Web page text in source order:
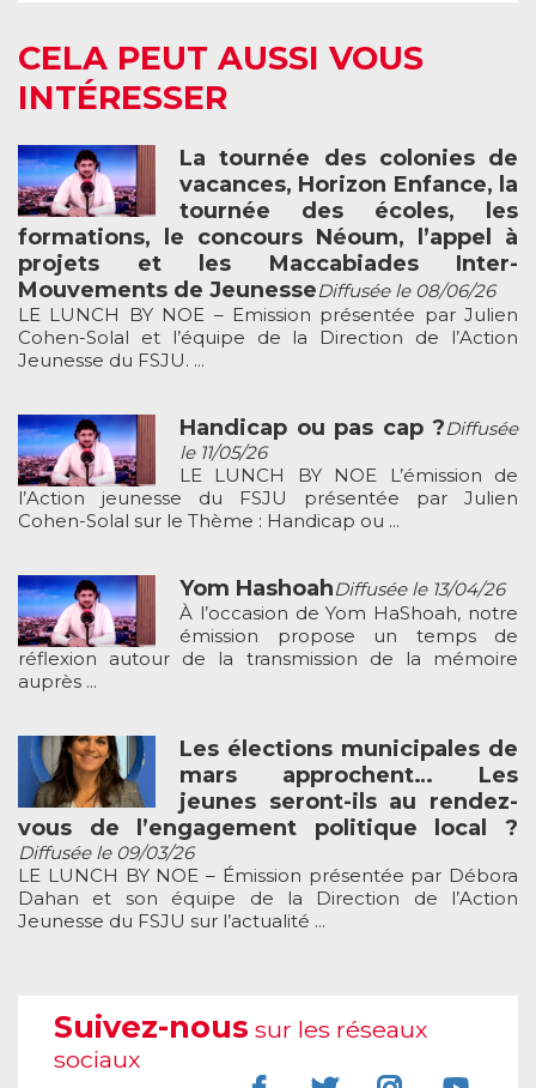
CELA PEUT AUSSI VOUS
INTÉRESSER
La tournée des colonies de
vacances, Horizon Enfance, la
tournée des écoles, les
formations, le concours Néoum, l’appel à
projets et les Maccabiades Inter-
Mouvements de JeunesseDiffusée le 08/06/26
LE LUNCH BY NOE – Emission présentée par Julien
Cohen-Solal et l’équipe de la Direction de l’Action
Jeunesse du FSJU. ...
Handicap ou pas cap ?Diffusée
le 11/05/26
LE LUNCH BY NOE L’émission de
l’Action jeunesse du FSJU présentée par Julien
Cohen-Solal sur le Thème : Handicap ou ...
Yom HashoahDiffusée le 13/04/26
À l’occasion de Yom HaShoah, notre
émission propose un temps de
réflexion autour de la transmission de la mémoire
auprès ...
Les élections municipales de
mars approchent… Les
jeunes seront-ils au rendez-
vous de l’engagement politique local ?
Diffusée le 09/03/26
LE LUNCH BY NOE – Émission présentée par Débora
Dahan et son équipe de la Direction de l’Action
Jeunesse du FSJU sur l’actualité ...
Suivez-nous sur les réseaux
sociaux